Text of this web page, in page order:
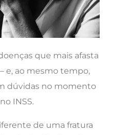
que mais afasta
e, ao mesmo tempo,
dúvidas no momento
INSS.
de uma fratura